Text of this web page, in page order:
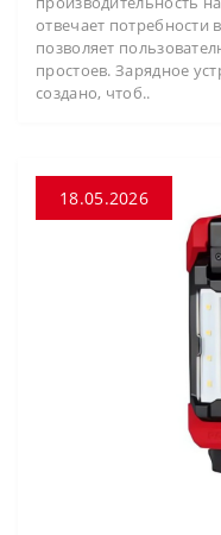
отвечает потребности
позволяет
простоев. Зарядное
создано, чтоб..
18.05.2026